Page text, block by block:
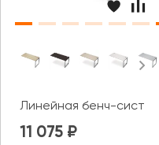
Линейная бенч-
11 075